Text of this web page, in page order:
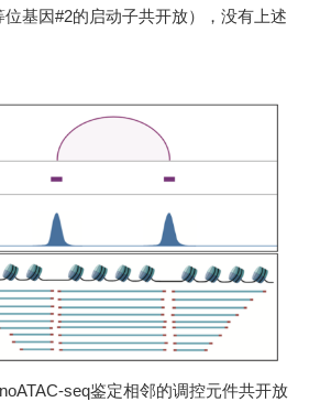
基因#2的启动子共开放），没有上述
seq鉴定相邻的调控元件共开放